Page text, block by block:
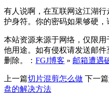
有人说啊，在互联网这江湖
护身符。你的密码如果够硬，
本站资源来源于网络，仅限
他用途。如有侵权请发送邮件
删除。： FGJ博客 » 邮箱遭遇
上一篇切片混剪怎么做 下一篇
盘的解决方法